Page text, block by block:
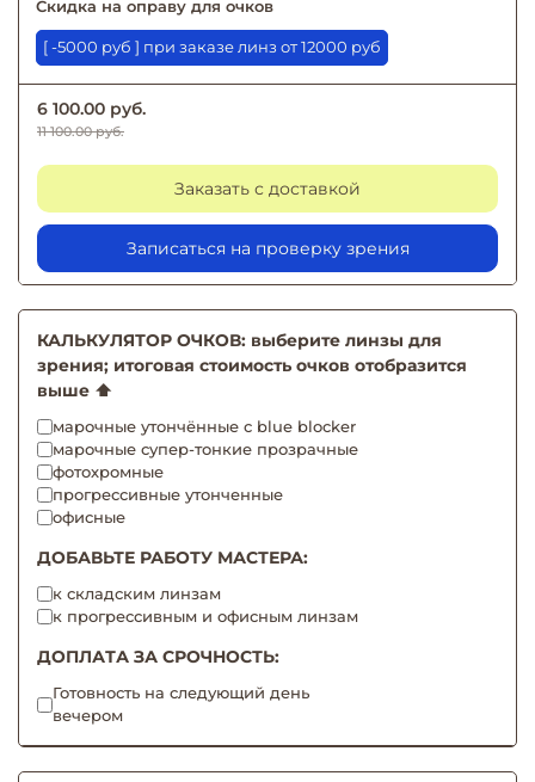
Скидка на оправу для очков
[ -5000 руб ] при заказе линз от 12000 руб
6 100.00 руб.
11 100.00 руб.
Заказать с доставкой
Записаться на проверку зрения
КАЛЬКУЛЯТОР ОЧКОВ: выберите линзы для
зрения; итоговая стоимость очков отобразится
выше ⬆️
марочные утончённые с blue blocker
марочные супер-тонкие прозрачные
фотохромные
прогрессивные утонченные
офисные
ДОБАВЬТЕ РАБОТУ МАСТЕРА:
к складским линзам
к прогрессивным и офисным линзам
ДОПЛАТА ЗА СРОЧНОСТЬ:
Готовность на следующий день
вечером